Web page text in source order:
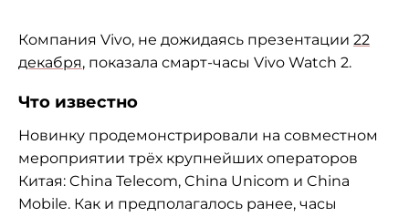
Компания Vivo, не дожидаясь презентации 22
декабря, показала смарт-часы Vivo Watch 2.
Что известно
Новинку продемонстрировали на совместном
мероприятии трёх крупнейших операторов
Китая: China Telecom, China Unicom и China
Mobile. Как и предполагалось ранее, часы